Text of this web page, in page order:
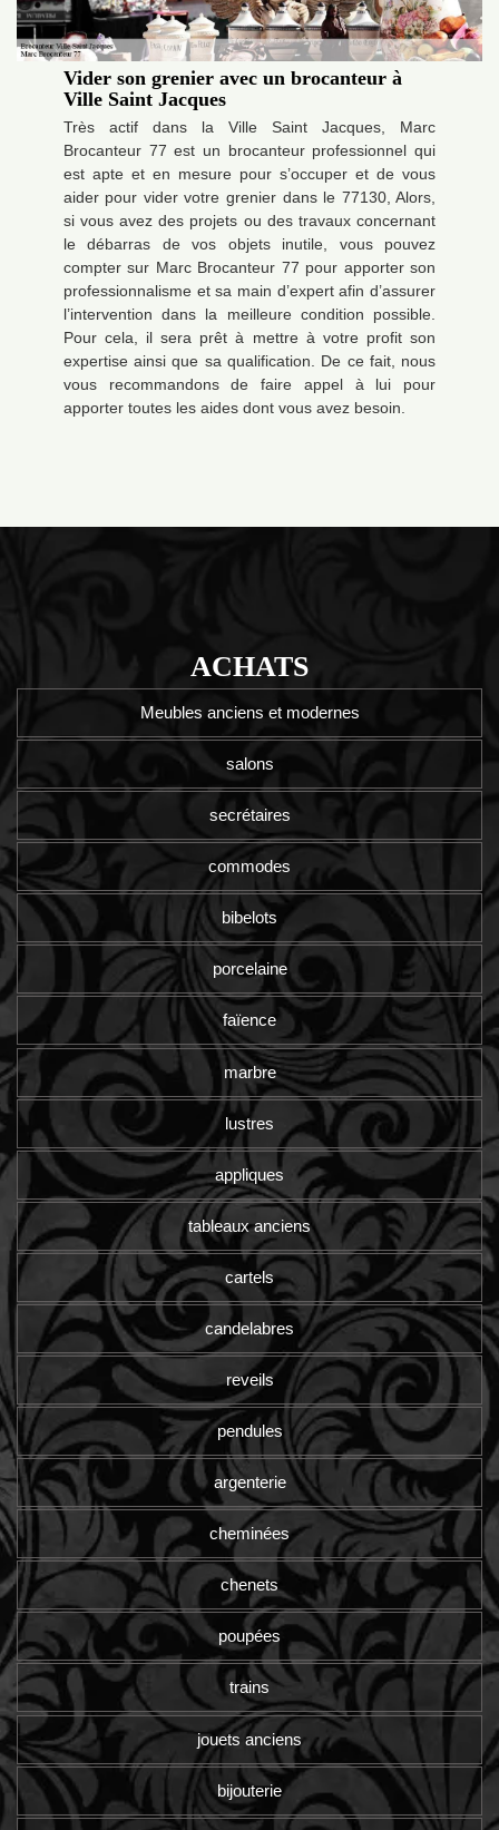
Vider son grenier avec un brocanteur à
Ville Saint Jacques
Très actif dans la Ville Saint Jacques, Marc
Brocanteur 77 est un brocanteur professionnel qui
est apte et en mesure pour s’occuper et de vous
aider pour vider votre grenier dans le 77130, Alors,
si vous avez des projets ou des travaux concernant
le débarras de vos objets inutile, vous pouvez
compter sur Marc Brocanteur 77 pour apporter son
professionnalisme et sa main d’expert afin d’assurer
l’intervention dans la meilleure condition possible.
Pour cela, il sera prêt à mettre à votre profit son
expertise ainsi que sa qualification. De ce fait, nous
vous recommandons de faire appel à lui pour
apporter toutes les aides dont vous avez besoin.
ACHATS
Meubles anciens et modernes
salons
secrétaires
commodes
bibelots
porcelaine
faïence
marbre
lustres
appliques
tableaux anciens
cartels
candelabres
reveils
pendules
argenterie
cheminées
chenets
poupées
trains
jouets anciens
bijouterie